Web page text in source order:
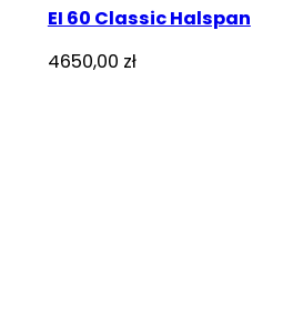
EI 60 Classic Halspan
4650,00 zł